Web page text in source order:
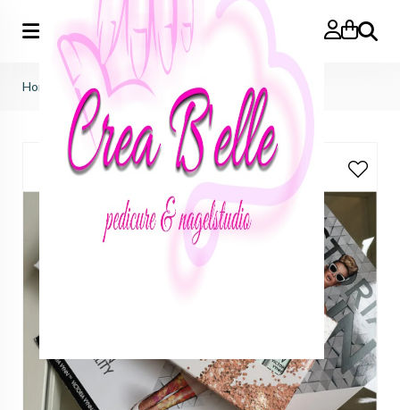
Zoeken
Home box pure 8 kleuren vrij te kiezen